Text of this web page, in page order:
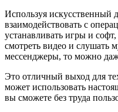
Используя искусственный
взаимодействовать с
устанавливать игры и
смотреть видео и слушать
мессенджеры, то можно
Это отличный выход для
может использовать
вы сможете без труда